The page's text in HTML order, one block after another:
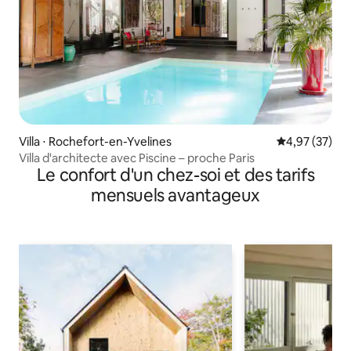
Villa ⋅ Rochefort-en-Yvelines Évaluation
4,97 (37)
Villa d'architecte avec Piscine – proche Paris
Le confort d'un chez-soi et des tarifs
mensuels avantageux